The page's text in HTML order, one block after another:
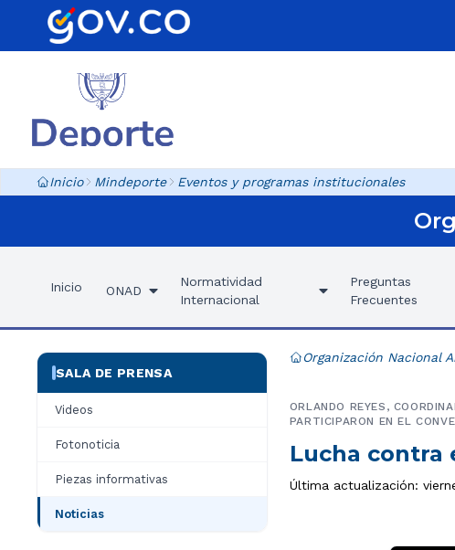
Inicio Mindeporte Eventos y programas institucionales
Inicio ONAD
Normatividad
Internacional
Preguntas
Frecuentes
SALA DE PRENSA
Videos
Fotonoticia
Piezas informativas
Noticias
Organización Nacional
Lucha contra
ORLANDO REYES,
PARTICIPARON EN EL
Última actualización: